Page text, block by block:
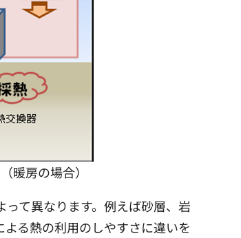
暖房の場合）
て異なります。例えば砂層、岩
る熱の利用のしやすさに違いを